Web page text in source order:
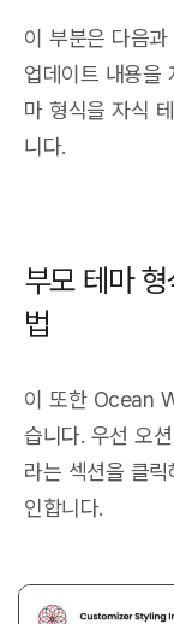
이 부분은 다음
업데이트 내용을
마 형식을 자식
니다.
부모 테마
법
이 또한 Ocean
습니다. 우선 오
라는 섹션을 클
인합니다.